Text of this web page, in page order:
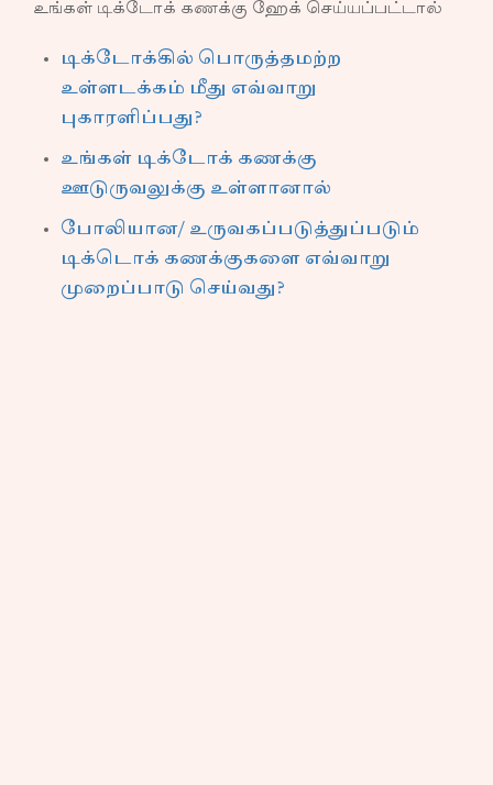
உங்கள் டிக்டோக் கணக்கு ஹேக் செய்யப்பட்டால்
டிக்டோக்கில் பொருத்தமற்ற
உள்ளடக்கம் மீது எவ்வாறு
புகாரளிப்பது?
உங்கள் டிக்டோக் கணக்கு
ஊடுருவலுக்கு உள்ளானால்
போலியான/ உருவகப்படுத்துப்படும்
டிக்டொக் கணக்குகளை எவ்வாறு
முறைப்பாடு செய்வது?